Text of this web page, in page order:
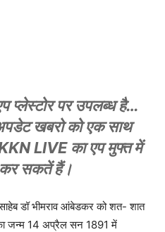
प्लेस्टोर पर उपलब्ध है…
खबरो को एक साथ
LIVE का एप मुफ्त में
कर सकतें हैं।
डॉ भीमराव आंबेडकर को शत- शात
जन्म 14 अप्रैल सन 1891 में